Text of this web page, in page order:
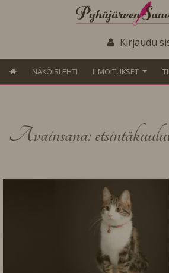
Kirjaudu
NÄKÖISLEHTI ILMOITUKSET
Avainsana: